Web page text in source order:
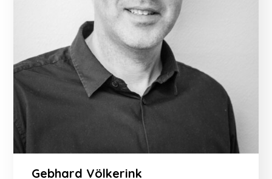
Gebhard Völkerink